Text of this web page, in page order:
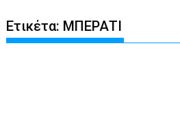
Ετικέτα: ΜΠΕΡΑΤΙ